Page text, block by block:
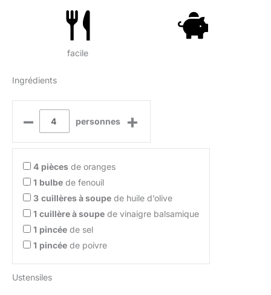
facile
Ingrédients
– personnes +
4 pièces de oranges
1 bulbe de fenouil
3 cuillères à soupe de huile d’olive
1 cuillère à soupe de vinaigre balsamique
1 pincée de sel
1 pincée de poivre
Ustensiles